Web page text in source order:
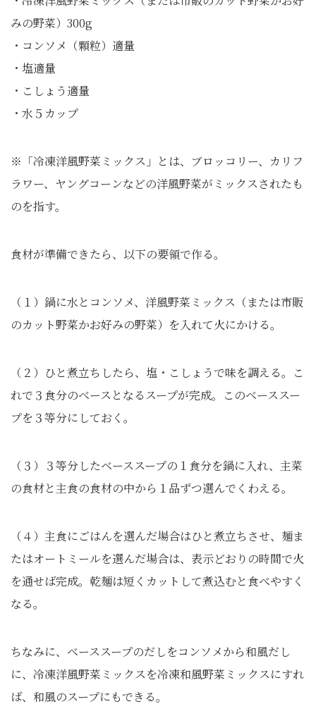
みの野菜）300g
・コンソメ（顆粒）適量
・塩適量
・こしょう適量
・水５カップ
※「冷凍洋風野菜ミックス」とは、ブロッコリー、カリフ
ラワー、ヤングコーンなどの洋風野菜がミックスされたも
のを指す。
食材が準備できたら、以下の要領で作る。
（１）鍋に水とコンソメ、洋風野菜ミックス（または市販
のカット野菜かお好みの野菜）を入れて火にかける。
（２）ひと煮立ちしたら、塩・こしょうで味を調える。こ
れで３食分のベースとなるスープが完成。このベーススー
プを３等分にしておく。
（３）３等分したベーススープの１食分を鍋に入れ、主菜
の食材と主食の食材の中から１品ずつ選んでくわえる。
（４）主食にごはんを選んだ場合はひと煮立ちさせ、麺ま
たはオートミールを選んだ場合は、表示どおりの時間で火
を通せば完成。乾麺は短くカットして煮込むと食べやすく
なる。
ちなみに、ベーススープのだしをコンソメから和風だし
に、冷凍洋風野菜ミックスを冷凍和風野菜ミックスにすれ
ば、和風のスープにもできる。